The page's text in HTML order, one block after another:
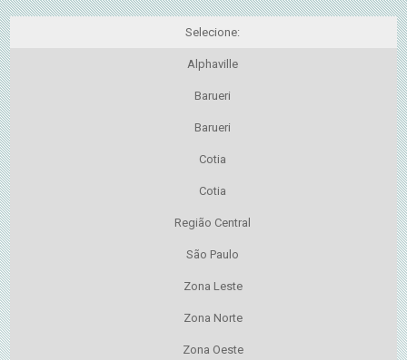
Selecione:
Alphaville
Barueri
Barueri
Cotia
Cotia
Região Central
São Paulo
Zona Leste
Zona Norte
Zona Oeste